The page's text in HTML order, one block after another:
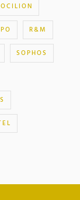
OCILION
R&M
SOPHOS